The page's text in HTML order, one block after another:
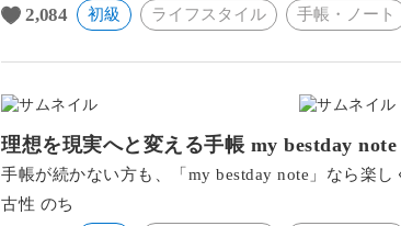
2,084 初級 ライフスタイル 手帳・ノート
理想を現実へと変える手帳 my bestday
手帳が続かない方も、「my bestday note」なら楽
古性 のち